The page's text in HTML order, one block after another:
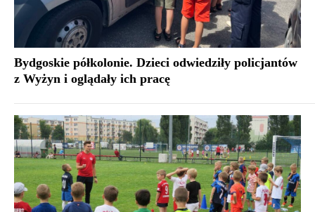
Bydgoskie półkolonie. Dzieci odwiedziły policjantów
z Wyżyn i oglądały ich pracę